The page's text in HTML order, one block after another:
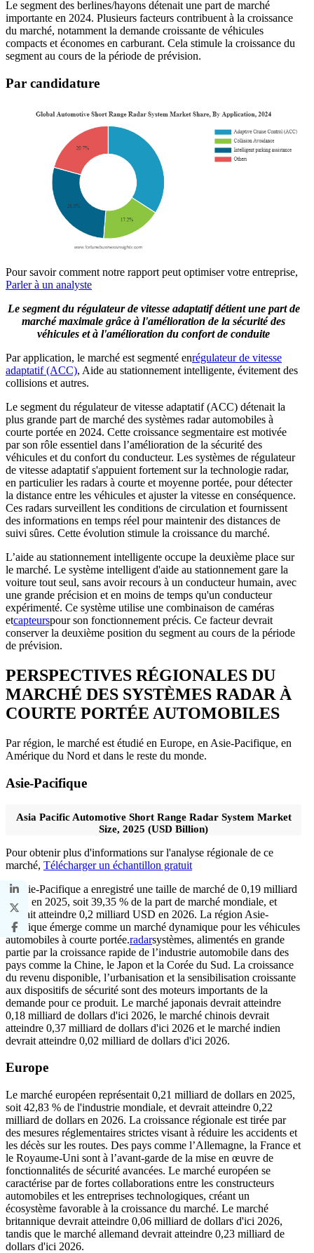
Le segment des berlines/hayons détenait une part de marché
importante en 2024. Plusieurs facteurs contribuent à la croissance
du marché, notamment la demande croissante de véhicules
compacts et économes en carburant. Cela stimule la croissance du
segment au cours de la période de prévision.
Par candidature
Pour savoir comment notre rapport peut optimiser votre entreprise,
Parler à un analyste
Le segment du régulateur de vitesse adaptatif détient une part de
marché maximale grâce à l'amélioration de la sécurité des
véhicules et à l'amélioration du confort de conduite
Par application, le marché est segmenté enrégulateur de vitesse
adaptatif (ACC), Aide au stationnement intelligente, évitement des
collisions et autres.
Le segment du régulateur de vitesse adaptatif (ACC) détenait la
plus grande part de marché des systèmes radar automobiles à
courte portée en 2024. Cette croissance segmentaire est motivée
par son rôle essentiel dans l’amélioration de la sécurité des
véhicules et du confort du conducteur. Les systèmes de régulateur
de vitesse adaptatif s'appuient fortement sur la technologie radar,
en particulier les radars à courte et moyenne portée, pour détecter
la distance entre les véhicules et ajuster la vitesse en conséquence.
Ces radars surveillent les conditions de circulation et fournissent
des informations en temps réel pour maintenir des distances de
suivi sûres. Cette évolution stimule la croissance du marché.
L’aide au stationnement intelligente occupe la deuxième place sur
le marché. Le système intelligent d'aide au stationnement gare la
voiture tout seul, sans avoir recours à un conducteur humain, avec
une grande précision et en moins de temps qu'un conducteur
expérimenté. Ce système utilise une combinaison de caméras
etcapteurspour son fonctionnement précis. Ce facteur devrait
conserver la deuxième position du segment au cours de la période
de prévision.
PERSPECTIVES RÉGIONALES DU
MARCHÉ DES SYSTÈMES RADAR À
COURTE PORTÉE AUTOMOBILES
Par région, le marché est étudié en Europe, en Asie-Pacifique, en
Amérique du Nord et dans le reste du monde.
Asie-Pacifique
Asia Pacific Automotive Short Range Radar System Market
Size, 2025 (USD Billion)
Pour obtenir plus d'informations sur l'analyse régionale de ce
marché, Télécharger un échantillon gratuit
L’Asie-Pacifique a enregistré une taille de marché de 0,19 milliard
USD en 2025, soit 39,35 % de la part de marché mondiale, et
devrait atteindre 0,2 milliard USD en 2026. La région Asie-
Pacifique émerge comme un marché dynamique pour les véhicules
automobiles à courte portée.radarsystèmes, alimentés en grande
partie par la croissance rapide de l’industrie automobile dans des
pays comme la Chine, le Japon et la Corée du Sud. La croissance
du revenu disponible, l’urbanisation et la sensibilisation croissante
aux dispositifs de sécurité sont des moteurs importants de la
demande pour ce produit. Le marché japonais devrait atteindre
0,18 milliard de dollars d'ici 2026, le marché chinois devrait
atteindre 0,37 milliard de dollars d'ici 2026 et le marché indien
devrait atteindre 0,02 milliard de dollars d'ici 2026.
Europe
Le marché européen représentait 0,21 milliard de dollars en 2025,
soit 42,83 % de l'industrie mondiale, et devrait atteindre 0,22
milliard de dollars en 2026. La croissance régionale est tirée par
des mesures réglementaires strictes visant à réduire les accidents et
les décès sur les routes. Des pays comme l’Allemagne, la France et
le Royaume-Uni sont à l’avant-garde de la mise en œuvre de
fonctionnalités de sécurité avancées. Le marché européen se
caractérise par de fortes collaborations entre les constructeurs
automobiles et les entreprises technologiques, créant un
écosystème favorable à la croissance du marché. Le marché
britannique devrait atteindre 0,06 milliard de dollars d'ici 2026,
tandis que le marché allemand devrait atteindre 0,23 milliard de
dollars d'ici 2026.